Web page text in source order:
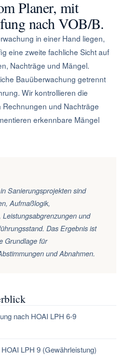
Planer, mit
nach VOB/B.
in einer Hand liegen,
eine zweite fachliche Sicht auf
Nachträge und Mängel.
Bauüberwachung getrennt
Wir kontrollieren die
und Nachträge
erkennbare Mängel
Sanierungsprojekten sind
Aufmaßlogik,
und
Das Ergebnis ist
Grundlage für
und Abnahmen.
nach HOAI LPH 6-9
LPH 9 (Gewährleistung)